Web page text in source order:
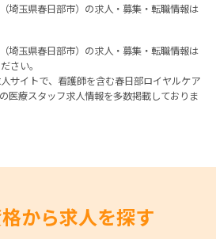
埼玉県春日部市）の求人・募集・転職情報は
埼玉県春日部市）の求人・募集・転職情報は
さい。
サイトで、看護師を含む春日部ロイヤルケア
医療スタッフ求人情報を多数掲載しておりま
から求人を探す